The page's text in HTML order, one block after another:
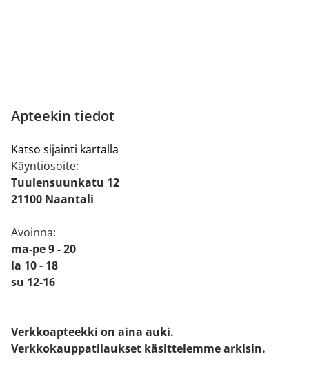
Apteekin tiedot
Katso sijainti kartalla
Käyntiosoite:
Tuulensuunkatu 12
21100 Naantali
Avoinna:
ma-pe 9 - 20
la 10 - 18
su 12-16
Verkkoapteekki on aina auki.
Verkkokauppatilaukset käsittelemme arkisin.